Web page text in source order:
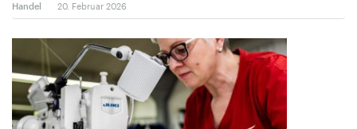
Handel 20. Februar 2026